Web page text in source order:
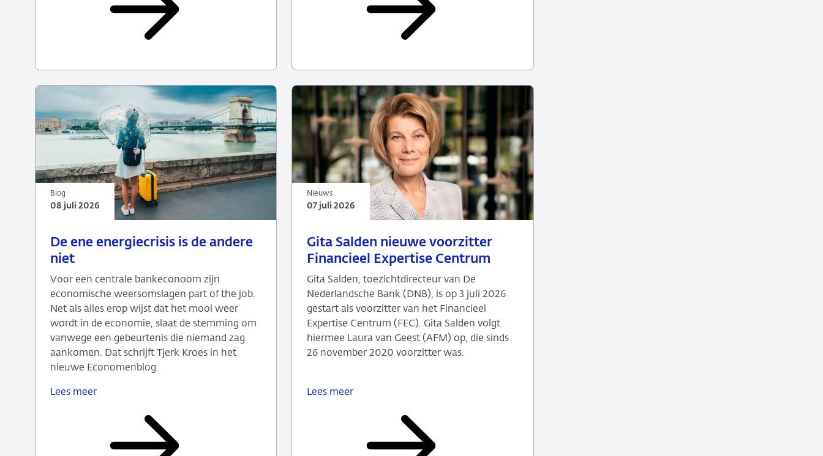
nieuwe
eurobankbiljetten
brandstofgerelateerde
De ene energiecrisis is de andere
niet
08
juli
Blog
Voor een centrale bankeconoom zijn
economische weersomslagen part of the job.
Net als alles erop wijst dat het mooi weer
wordt in de economie, slaat de stemming om
vanwege een gebeurtenis die niemand zag
aankomen. Dat schrijft Tjerk Kroes in het
nieuwe Economenblog.
Lees meerDe
energiecrisis
Blog
08 juli 2026
Gita Salden nieuwe voorzitter
Financieel Expertise Centrum
07
juli
Nieuws
Gita Salden, toezichtdirecteur van De
Nederlandsche Bank (DNB), is op 3 juli 2026
gestart als voorzitter van het Financieel
Expertise Centrum (FEC). Gita Salden volgt
hiermee Laura van Geest (AFM) op, die sinds
26 november 2020 voorzitter was.
Lees meer
Financieel
Nieuws
07 juli 2026